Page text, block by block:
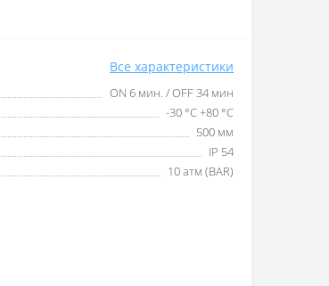
Все характеристики
ON 6 мин. / OFF 34 мин
-30 °C +80 °C
500 мм
IP 54
10 атм (BAR)